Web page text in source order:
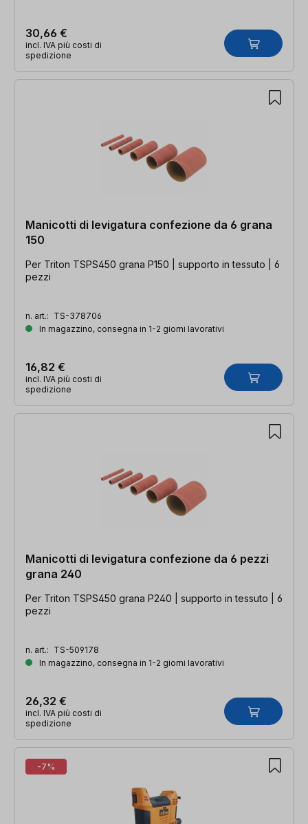
30,66 €
incl. IVA più costi di
spedizione
Manicotti di levigatura confezione da 6 grana
150
Per Triton TSPS450 grana P150 | supporto in tessuto | 6
pezzi
n. art.: TS-378706
In magazzino, consegna in 1-2 giorni lavorativi
16,82 €
incl. IVA più costi di
spedizione
Manicotti di levigatura confezione da 6 pezzi
grana 240
Per Triton TSPS450 grana P240 | supporto in tessuto | 6
pezzi
n. art.: TS-509178
In magazzino, consegna in 1-2 giorni lavorativi
26,32 €
incl. IVA più costi di
spedizione
-7%